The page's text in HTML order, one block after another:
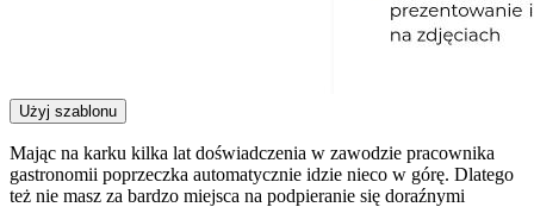
Użyj szablonu
Mając na karku kilka lat doświadczenia w zawodzie pracownika
gastronomii poprzeczka automatycznie idzie nieco w górę. Dlatego
też nie masz za bardzo miejsca na podpieranie się doraźnymi